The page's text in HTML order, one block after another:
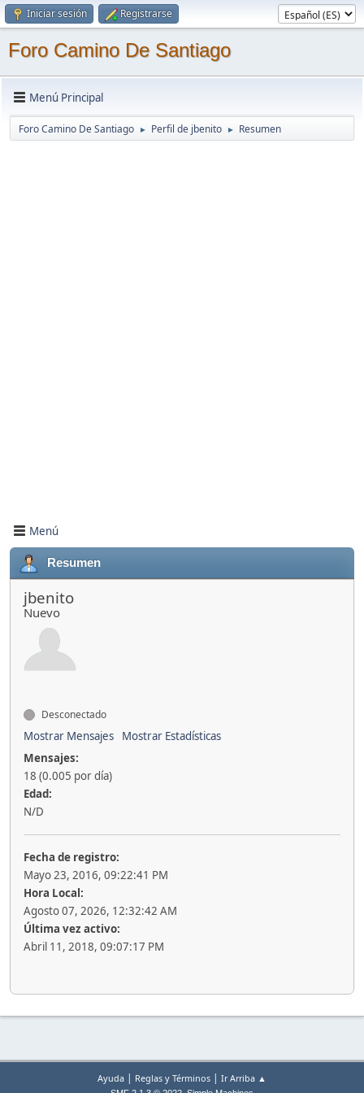
Iniciar sesión Registrarse
Foro Camino De Santiago
Menú Principal
Foro Camino De Santiago ► Perfil de jbenito ► Resumen
Menú
Resumen
jbenito
Nuevo
Desconectado
Mostrar Mensajes
Mostrar Estadísticas
Mensajes:
18 (0.005 por día)
Edad:
N/D
Fecha de registro:
Mayo 23, 2016, 09:22:41 PM
Hora Local:
Agosto 07, 2026, 12:32:42 AM
Última vez activo:
Abril 11, 2018, 09:07:17 PM
Ayuda | Reglas y Términos | Ir Arriba ▲